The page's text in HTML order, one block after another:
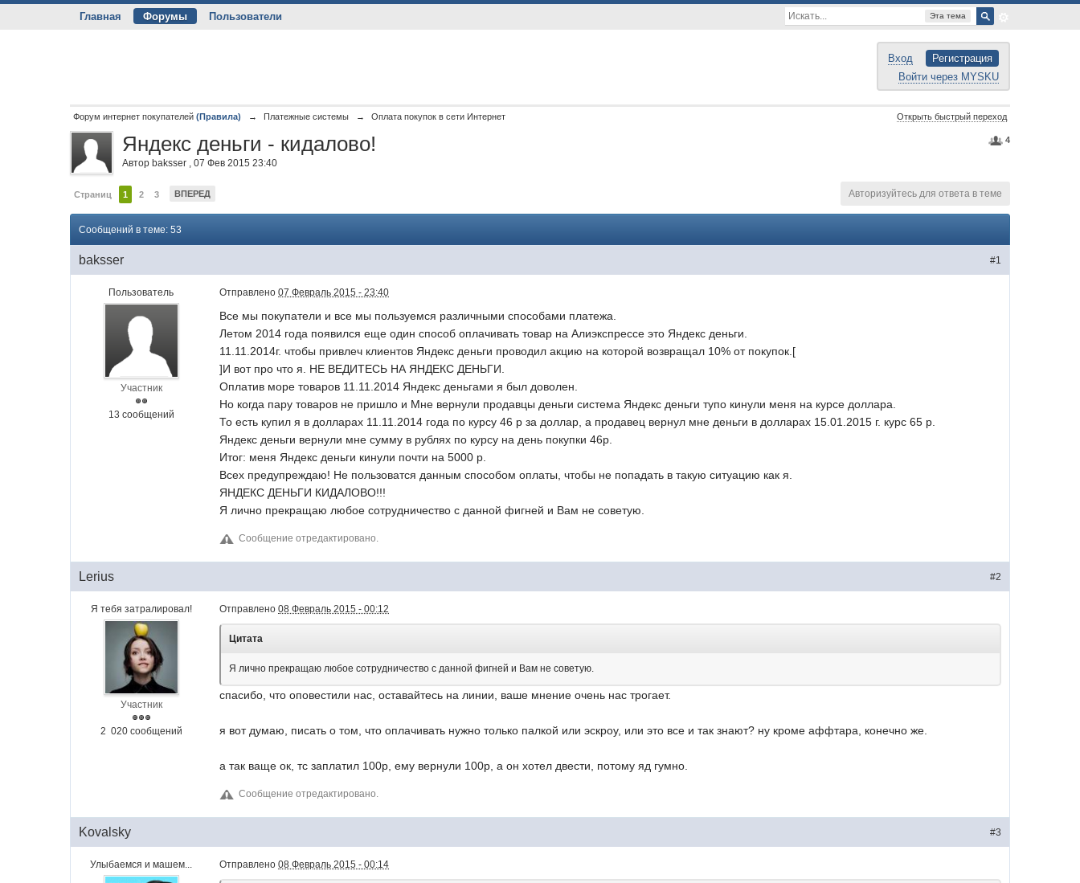
Главная Форумы Пользователи Эта тема
Вход
Регистрация
Войти через MYSKU
Форум интернет покупателей (Правила) → Платежные системы → Оплата покупок в сети Интернет Открыть быстрый переход
4
Яндекс деньги - кидалово!
Автор baksser ,07 Фев 2015 23:40
Страниц 1 2 3 ВПЕРЕД Авторизуйтесь для ответа в теме
Сообщений в теме: 53
#1
baksser
Пользователь
Участник
13 сообщений
Отправлено07 Февраль 2015 - 23:40
Все мы покупатели и все мы пользуемся различными способами платежа.
Летом 2014 года появился еще один способ оплачивать товар на Алиэкспрессе это Яндекс деньги.
11.11.2014г. чтобы привлеч клиентов Яндекс деньги проводил акцию на которой возвращал 10% от покупок.[
]И вот про что я. НЕ ВЕДИТЕСЬ НА ЯНДЕКС ДЕНЬГИ.
Оплатив море товаров 11.11.2014 Яндекс деньгами я был доволен.
Но когда пару товаров не пришло и Мне вернули продавцы деньги система Яндекс деньги тупо кинули меня на курсе доллара.
То есть купил я в долларах 11.11.2014 года по курсу 46 р за доллар, а продавец вернул мне деньги в долларах 15.01.2015 г. курс 65 р.
Яндекс деньги вернули мне сумму в рублях по курсу на день покупки 46р.
Итог: меня Яндекс деньги кинули почти на 5000 р.
Всех предупреждаю! Не пользоватся данным способом оплаты, чтобы не попадать в такую ситуацию как я.
ЯНДЕКС ДЕНЬГИ КИДАЛОВО!!!
Я лично прекращаю любое сотрудничество с данной фигней и Вам не советую.
Сообщение отредактировано.
#2
Lerius
Я тебя затралировал!
Участник
2 020 сообщений
Отправлено08 Февраль 2015 - 00:12
Цитата
Я лично прекращаю любое сотрудничество с данной фигней и Вам не советую.
спасибо, что оповестили нас, оставайтесь на линии, ваше мнение очень нас трогает.
я вот думаю, писать о том, что оплачивать нужно только палкой или эскроу, или это все и так знают? ну кроме аффтара, конечно же.
а так ваще ок, тс заплатил 100р, ему вернули 100р, а он хотел двести, потому яд гумно.
Сообщение отредактировано.
#3
Kovalsky
Улыбаемся и машем... Отправлено08 Февраль 2015 - 00:14